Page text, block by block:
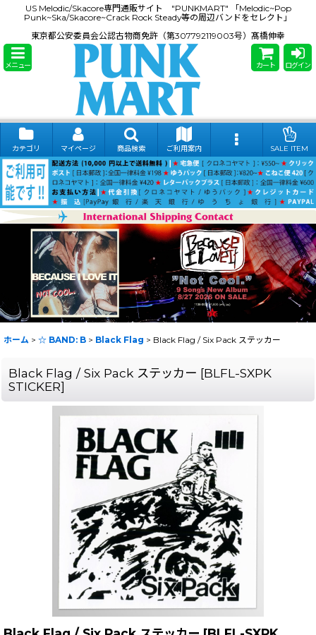
US Melodic/Skacore専門通販サイト "PUNKMART" 「Melodic~Pop
Punk~Ska/Skacore~Crack Rock Steady等の周辺バンドをセレクト」
東京都公安委員会公認古物商免許（第307792119003号）髙橋伸幸
メニュー カート ログイン
カテゴリ マイページ 商品検索 ご利用案内 SALE ITEM
ホーム > ☆ BAND: B > Black Flag > Black Flag / Six Pack ステッカー
Black Flag / Six Pack ステッカー [BLFL-SXPK
STICKER]